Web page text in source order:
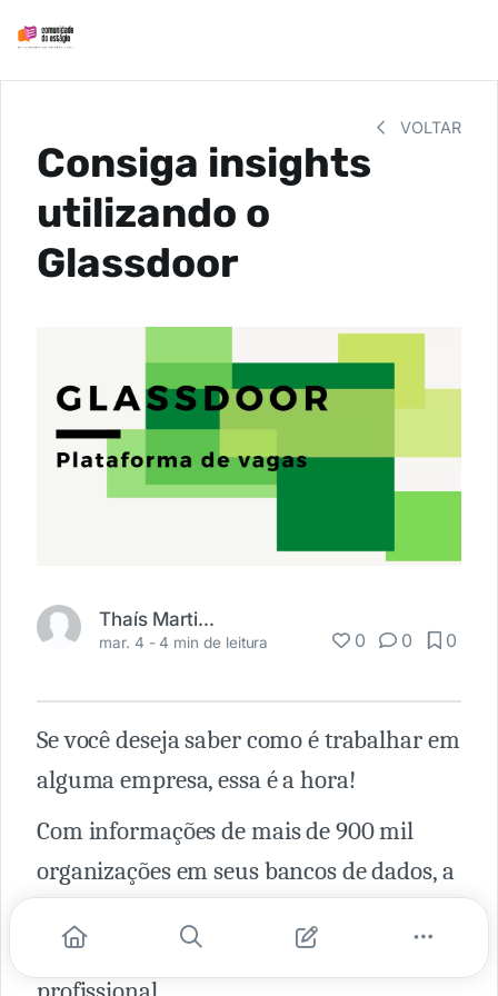
VOLTAR
Consiga insights
utilizando o
Glassdoor
Thaís Martins
mar. 4 -4 min de leitura 0 0 0
Se você deseja saber como é trabalhar em
alguma empresa, essa é a hora!
Com informações de mais de 900 mil
organizações em seus bancos de dados, a
busca por uma oportunidade